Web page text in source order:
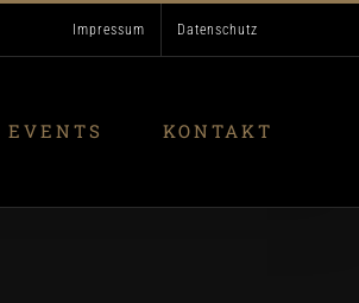
Impressum Datenschutz
EVENTS KONTAKT